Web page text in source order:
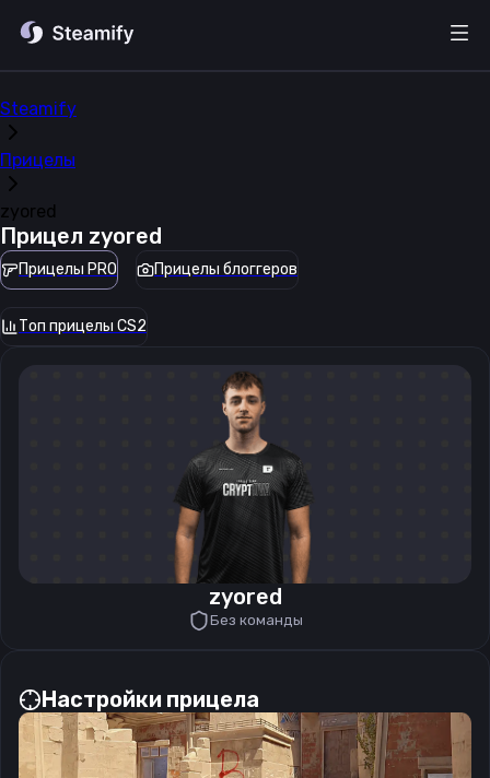
Steamify
Прицелы
zyored
Прицел zyored
Прицелы PRO Прицелы блоггеров
Топ прицелы CS2
zyored
Без команды
Настройки прицела